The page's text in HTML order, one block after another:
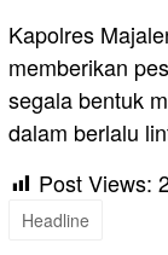
Kapolres
memberikan
segala bentuk
dalam berlalu
Post Views:
Headline